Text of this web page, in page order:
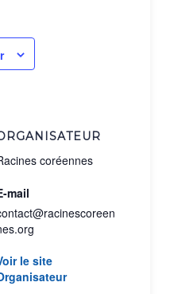
coréennes
mail
le site